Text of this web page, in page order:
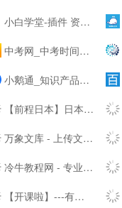
小白学堂-插件 资源 Idea 破解码 激活码 idea激活码 程序员
中考网_中考时间_中考分数线_中考成绩查询
小鹅通_知识产品与用户服务的私域运营工具
【前程日本】日本留学_日本读研_14年专注日本优质院校申请
万象文库 - 上传文档分享的网站
冷牛教程网 - 专业的网络资源分享基地
【开课啦】---有用，有趣，有成长！